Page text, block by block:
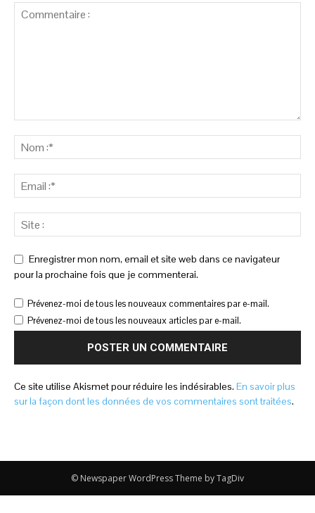
Enregistrer mon nom, email et site web dans ce navigateur
pour la prochaine fois que je commenterai.
Prévenez-moi de tous les nouveaux commentaires par e-mail.
Prévenez-moi de tous les nouveaux articles par e-mail.
Ce site utilise Akismet pour réduire les indésirables. En savoir plus
sur la façon dont les données de vos commentaires sont traitées.
© Newspaper WordPress Theme by TagDiv